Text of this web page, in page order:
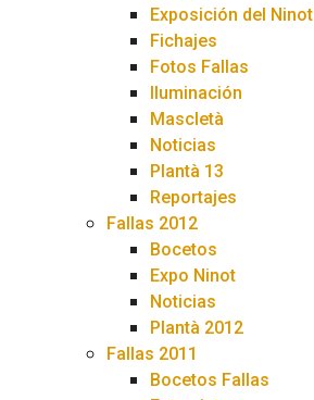
Exposición del Ninot
Fichajes
Fotos Fallas
Iluminación
Mascletà
Noticias
Plantà 13
Reportajes
Fallas 2012
Bocetos
Expo Ninot
Noticias
Plantà 2012
Fallas 2011
Bocetos Fallas